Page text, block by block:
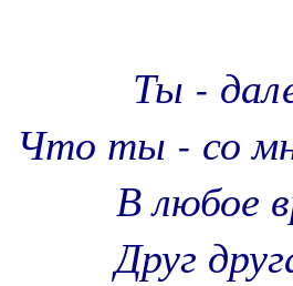
Ты -
Что ты - со
В любое
Друг